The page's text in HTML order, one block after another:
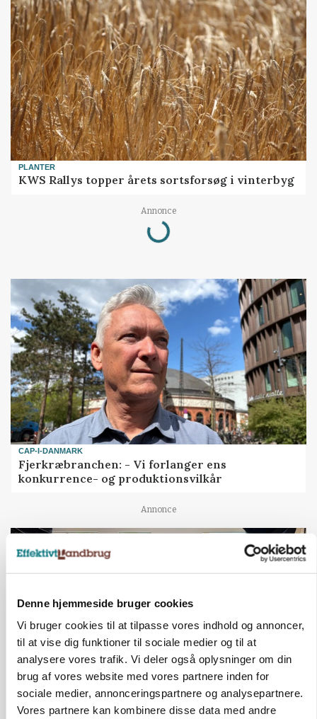
Denne hjemmeside bruger cookies
Vi bruger cookies til at tilpasse vores indhold og annoncer,
til at vise dig funktioner til sociale medier og til at
analysere vores trafik. Vi deler også oplysninger om din
brug af vores website med vores partnere inden for
sociale medier, annonceringspartnere og analysepartnere.
Vores partnere kan kombinere disse data med andre
PLANTER
KWS Rallys topper årets sortsforsøg i vinterbyg
Annonce
Loading...
CAP-I-DANMARK
Fjerkræbranchen: - Vi forlanger ens
konkurrence- og produktionsvilkår
Annonce
Ejer eller medejer? Nyt tv-format udfordrer